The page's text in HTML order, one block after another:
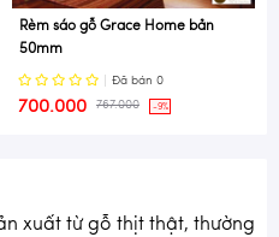
Rèm sáo gỗ Grace Home bản
50mm
Đã bán0
700.000 767.000 -9%
xuất từ gỗ thịt thật, thường